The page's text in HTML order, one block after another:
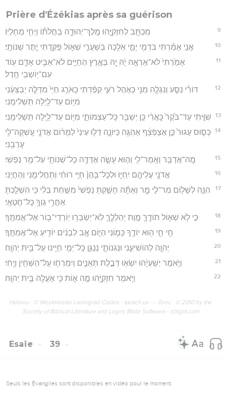
Prière d'Ézékias après sa guérison
9 מִכְתָּ֖ב לְחִזְקִיָּ֣הוּ מֶֽלֶךְ־יְהוּדָ֑ה בַּחֲלֹת֕וֹ וַיְחִ֖י מֵחָלְיֽוֹ׃
10 אֲנִ֣י אָמַ֗רְתִּי בִּדְמִ֥י יָמַ֛י אֵלֵ֖כָה בְּשַׁעֲרֵ֣י שְׁא֑וֹל פֻּקַּ֖דְתִּי יֶ֥תֶר שְׁנוֹתָֽי׃
11
אָמַ֙רְתִּי֙ לֹא־אֶרְאֶ֣ה יָ֔הּ יָ֖הּ בְּאֶ֣רֶץ הַחַיִּ֑ים לֹא־אַבִּ֥יט אָדָ֛ם ע֖וֹד
עִם־י֥וֹשְׁבֵי חָֽדֶל׃
12
דּוֹרִ֗י נִסַּ֧ע וְנִגְלָ֛ה מִנִּ֖י כְּאֹ֣הֶל רֹעִ֑י קִפַּ֨דְתִּי כָאֹרֵ֤ג חַיַּי֙ מִדַּלָּ֣ה יְבַצְּעֵ֔נִי
מִיּ֥וֹם עַד־לַ֖יְלָה תַּשְׁלִימֵֽנִי׃
13 שִׁוִּ֤יתִי עַד־בֹּ֙קֶר֙ כָּֽאֲרִ֔י כֵּ֥ן יְשַׁבֵּ֖ר כָּל־עַצְמוֹתָ֑י מִיּ֥וֹם עַד־לַ֖יְלָה תַּשְׁלִימֵֽנִי׃
14
כְּס֤וּס עָגוּר֙ כֵּ֣ן אֲצַפְצֵ֔ף אֶהְגֶּ֖ה כַּיּוֹנָ֑ה דַּלּ֤וּ עֵינַי֙ לַמָּר֔וֹם אֲדֹנָ֖י עָֽשְׁקָה־לִּ֥י
עָרְבֵֽנִי׃
15 מָֽה־אֲדַבֵּ֥ר וְאָֽמַר־לִ֖י וְה֣וּא עָשָׂ֑ה אֶדַּדֶּ֥ה כָל־שְׁנוֹתַ֖י עַל־מַ֥ר נַפְשִֽׁי׃
16 אֲדֹנָ֖י עֲלֵיהֶ֣ם יִֽחְי֑וּ וּלְכָל־בָּהֶן֙ חַיֵּ֣י רוּחִ֔י וְתַחֲלִימֵ֖נִי וְהַחֲיֵֽנִי׃
17
הִנֵּ֥ה לְשָׁל֖וֹם מַר־לִ֣י מָ֑ר וְאַתָּ֞ה חָשַׁ֤קְתָּ נַפְשִׁי֙ מִשַּׁ֣חַת בְּלִ֔י כִּ֥י הִשְׁלַ֛כְתָּ
אַחֲרֵ֥י גֵוְךָ֖ כָּל־חֲטָאָֽי׃
18 כִּ֣י לֹ֥א שְׁא֛וֹל תּוֹדֶ֖ךָּ מָ֣וֶת יְהַלְלֶ֑ךָּ לֹֽא־יְשַׂבְּר֥וּ יֽוֹרְדֵי־ב֖וֹר אֶל־אֲמִתֶּֽךָ׃
19 חַ֥י חַ֛י ה֥וּא יוֹדֶ֖ךָ כָּמ֣וֹנִי הַיּ֑וֹם אָ֣ב לְבָנִ֔ים יוֹדִ֖יעַ אֶל־אֲמִתֶּֽךָ׃
20 יְהוָ֖ה לְהוֹשִׁיעֵ֑נִי וּנְגִנוֹתַ֧י נְנַגֵּ֛ן כָּל־יְמֵ֥י חַיֵּ֖ינוּ עַל־בֵּ֥ית יְהוָֽה׃
21 וַיֹּ֣אמֶר יְשַׁעְיָ֔הוּ יִשְׂא֖וּ דְּבֶ֣לֶת תְּאֵנִ֑ים וְיִמְרְח֥וּ עַֽל־הַשְּׁחִ֖ין וְיֶֽחִי׃
22 וַיֹּ֥אמֶר חִזְקִיָּ֖הוּ מָ֣ה א֑וֹת כִּ֥י אֶעֱלֶ֖ה בֵּ֥ית יְהוָֽה׃
Hébreu : © Westminster Leningrad Codex - tanach.us --- Grec : © 2010 by the
Society of Biblical Literature and Logos Bible Software - sblgnt.com
Esaïe 39
Seuls les Évangiles sont disponibles en vidéo pour le moment.